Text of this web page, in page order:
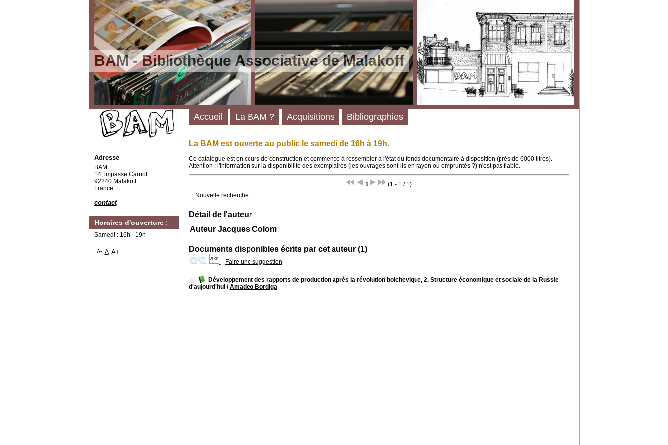
BAM - Bibliothèque Associative de Malakoff
La BAM est ouverte au public le samedi de 16h à 19h.
Ce catalogue est en cours de construction et commence à ressembler à l'état du fonds documentaire à disposition (près de 6000 titres).
Attention : l'information sur la disponibilité des exemplaires (les ouvrages sont-ils en rayon ou empruntés ?) n'est pas fiable.
1
(1 - 1 / 1)
Nouvelle recherche
Détail de l'auteur
Auteur Jacques Colom
Documents disponibles écrits par cet auteur (1)
Faire une suggestion
Développement des rapports de production après la révolution bolchevique, 2. Structure économique et sociale de la Russie
d'aujourd'hui/Amadeo Bordiga
Accueil La BAM ? Acquisitions Bibliographies
Adresse
BAM
14, impasse Carnot
92240 Malakoff
France
contact
Horaires d'ouverture :
Samedi : 16h - 19h
A- A A+